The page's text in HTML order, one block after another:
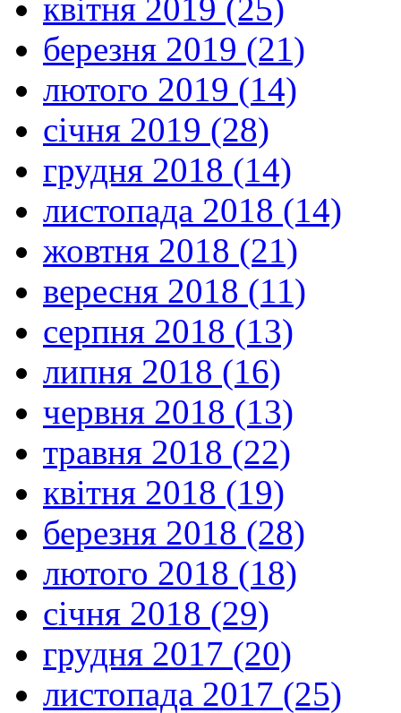
квітня 2019 (25)
березня 2019 (21)
лютого 2019 (14)
січня 2019 (28)
грудня 2018 (14)
листопада 2018 (14)
жовтня 2018 (21)
вересня 2018 (11)
серпня 2018 (13)
липня 2018 (16)
червня 2018 (13)
травня 2018 (22)
квітня 2018 (19)
березня 2018 (28)
лютого 2018 (18)
січня 2018 (29)
грудня 2017 (20)
листопада 2017 (25)